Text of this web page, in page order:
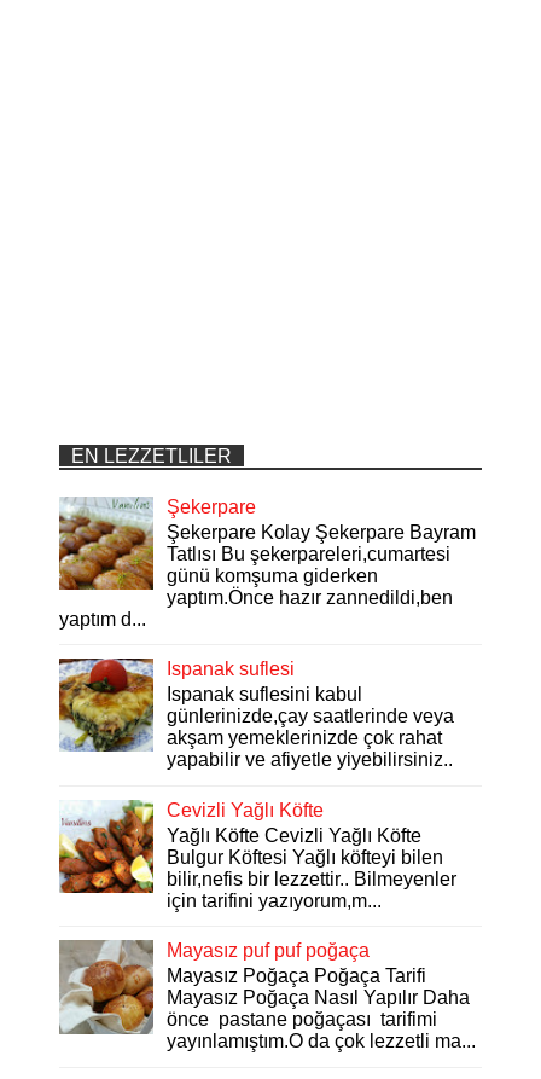
EN LEZZETLILER
Şekerpare
Şekerpare Kolay Şekerpare Bayram
Tatlısı Bu şekerpareleri,cumartesi
günü komşuma giderken
yaptım.Önce hazır zannedildi,ben
yaptım d...
Ispanak suflesi
Ispanak suflesini kabul
günlerinizde,çay saatlerinde veya
akşam yemeklerinizde çok rahat
yapabilir ve afiyetle yiyebilirsiniz..
Cevizli Yağlı Köfte
Yağlı Köfte Cevizli Yağlı Köfte
Bulgur Köftesi Yağlı köfteyi bilen
bilir,nefis bir lezzettir.. Bilmeyenler
için tarifini yazıyorum,m...
Mayasız puf puf poğaça
Mayasız Poğaça Poğaça Tarifi
Mayasız Poğaça Nasıl Yapılır Daha
önce pastane poğaçası tarifimi
yayınlamıştım.O da çok lezzetli ma...